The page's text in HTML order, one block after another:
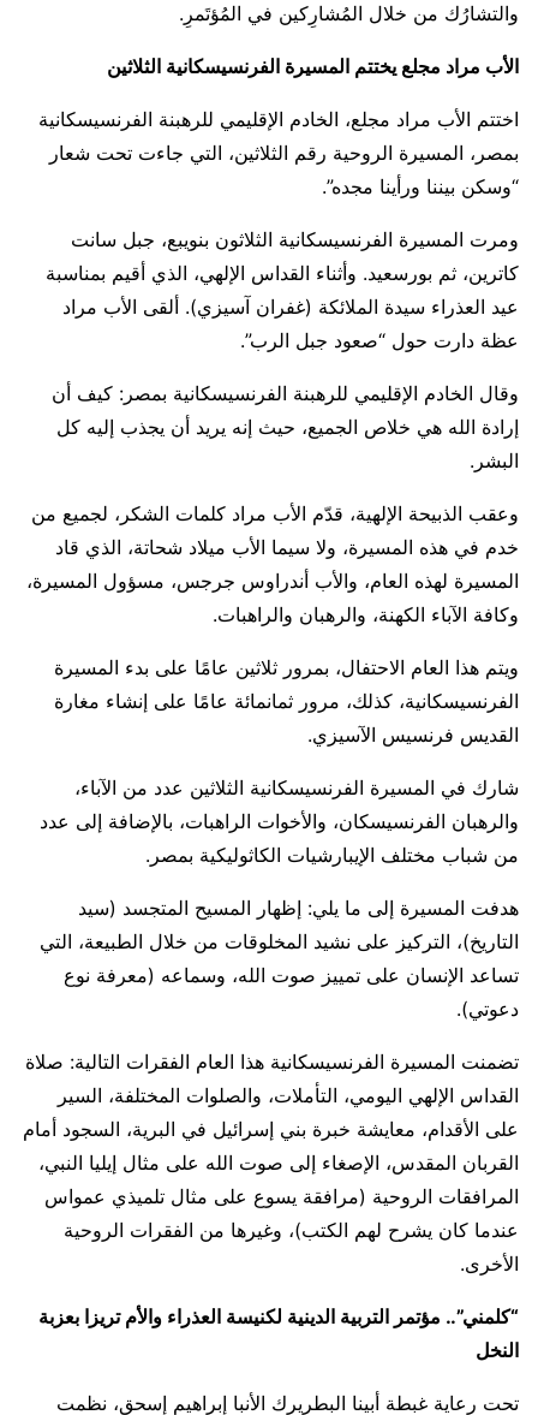
والتشارُك من خلال المُشارِكين في المُؤتَمرِ.
الأب مراد مجلع يختتم المسيرة الفرنسيسكانية الثلاثين
اختتم الأب مراد مجلع، الخادم الإقليمي للرهبنة الفرنسيسكانية
بمصر، المسيرة الروحية رقم الثلاثين، التي جاءت تحت شعار
“وسكن بيننا ورأينا مجده”.
ومرت المسيرة الفرنسيسكانية الثلاثون بنويبع، جبل سانت
كاترين، ثم بورسعيد. وأثناء القداس الإلهي، الذي أقيم بمناسبة
عيد العذراء سيدة الملائكة (غفران آسيزي). ألقى الأب مراد
عظة دارت حول “صعود جبل الرب”.
وقال الخادم الإقليمي للرهبنة الفرنسيسكانية بمصر: كيف أن
إرادة الله هي خلاص الجميع، حيث إنه يريد أن يجذب إليه كل
البشر.
وعقب الذبيحة الإلهية، قدّم الأب مراد كلمات الشكر، لجميع من
خدم في هذه المسيرة، ولا سيما الأب ميلاد شحاتة، الذي قاد
المسيرة لهذه العام، والأب أندراوس جرجس، مسؤول المسيرة،
وكافة الآباء الكهنة، والرهبان والراهبات.
ويتم هذا العام الاحتفال، بمرور ثلاثين عامًا على بدء المسيرة
الفرنسيسكانية، كذلك، مرور ثمانمائة عامًا على إنشاء مغارة
القديس فرنسيس الآسيزي.
شارك في المسيرة الفرنسيسكانية الثلاثين عدد من الآباء،
والرهبان الفرنسيسكان، والأخوات الراهبات، بالإضافة إلى عدد
من شباب مختلف الإيبارشيات الكاثوليكية بمصر.
هدفت المسيرة إلى ما يلي: إظهار المسيح المتجسد (سيد
التاريخ)، التركيز على نشيد المخلوقات من خلال الطبيعة، التي
تساعد الإنسان على تمييز صوت الله، وسماعه (معرفة نوع
دعوتي).
تضمنت المسيرة الفرنسيسكانية هذا العام الفقرات التالية: صلاة
القداس الإلهي اليومي، التأملات، والصلوات المختلفة، السير
على الأقدام، معايشة خبرة بني إسرائيل في البرية، السجود أمام
القربان المقدس، الإصغاء إلى صوت الله على مثال إيليا النبي،
المرافقات الروحية (مرافقة يسوع على مثال تلميذي عمواس
عندما كان يشرح لهم الكتب)، وغيرها من الفقرات الروحية
الأخرى.
“كلمني”.. مؤتمر التربية الدينية لكنيسة العذراء والأم تريزا بعزبة
النخل
تحت رعاية غبطة أبينا البطريرك الأنبا إبراهيم إسحق، نظمت